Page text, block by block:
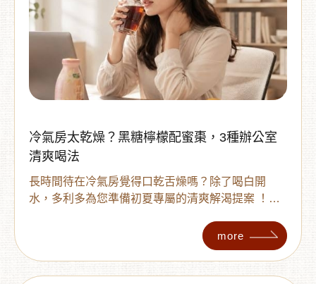
冷氣房太乾燥？黑糖檸檬配蜜棗，3種辦公室
清爽喝法
長時間待在冷氣房覺得口乾舌燥嗎？除了喝白開
水，多利多為您準備初夏專屬的清爽解渴提案 ！利
耳花釀，教您 3 款簡單的辦公室日常補水飲用法 。
讓您在忙碌的工作午後，輕鬆補充水分，找回舒適
more